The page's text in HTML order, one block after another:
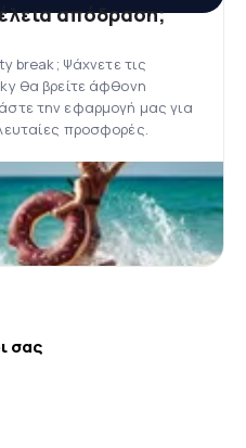
απόδραση;
break; Ψάχνετε τις
θα βρείτε άφθονη
την εφαρμογή μας για
προσφορές.
σας